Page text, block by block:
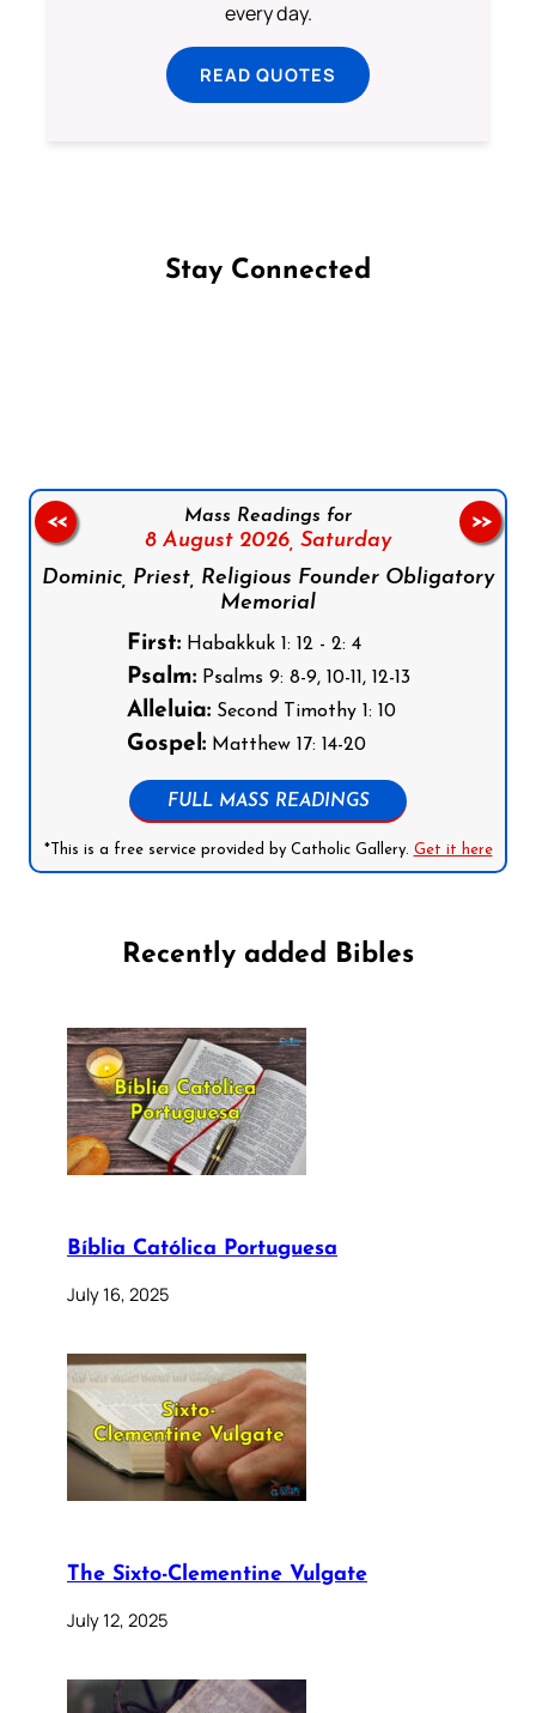
every day.
READ QUOTES
Stay Connected
Mass Readings for
8 August 2026, Saturday
Dominic, Priest, Religious Founder Obligatory
Memorial
First:Habakkuk 1: 12 - 2: 4
Psalm:Psalms 9: 8-9, 10-11, 12-13
Alleluia:Second Timothy 1: 10
Gospel:Matthew 17: 14-20
FULL MASS READINGS
*This is a free service provided by Catholic Gallery. Get it here
<< >>
Recently added Bibles
Bíblia Católica Portuguesa
July 16, 2025
The Sixto-Clementine Vulgate
July 12, 2025